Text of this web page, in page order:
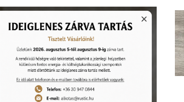
Kiállítva Kunigunda útján
Készleten